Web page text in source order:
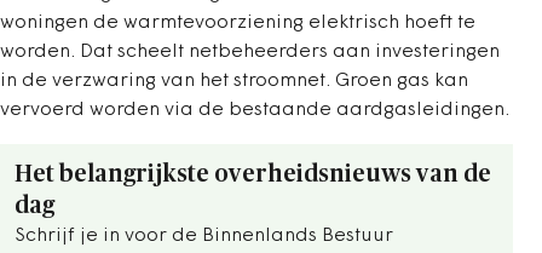
woningen de warmtevoorziening elektrisch hoeft te
worden. Dat scheelt netbeheerders aan investeringen
in de verzwaring van het stroomnet. Groen gas kan
vervoerd worden via de bestaande aardgasleidingen.
Het belangrijkste overheidsnieuws van de
dag
Schrijf je in voor de Binnenlands Bestuur